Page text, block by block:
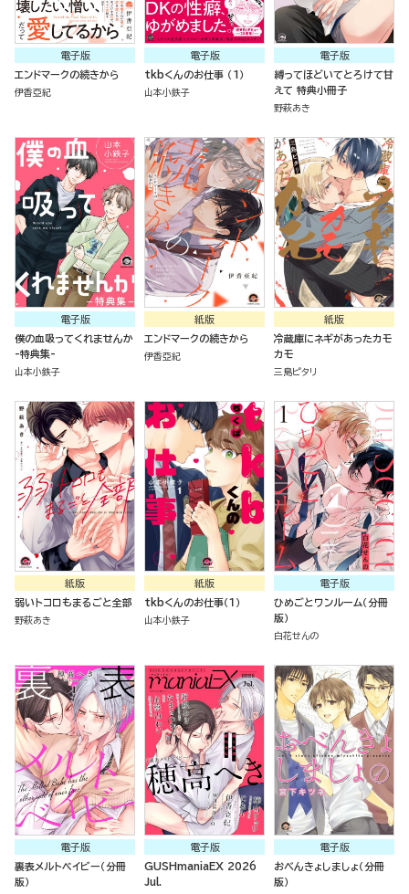
電子版
エンドマークの続きから
伊香亞紀
電子版
tkbくんのお仕事 （1）
山本小鉄子
電子版
縛ってほどいてとろけて甘
えて 特典小冊子
野萩あき
電子版
僕の血吸ってくれませんか
-特典集-
山本小鉄子
紙版
エンドマークの続きから
伊香亞紀
紙版
冷蔵庫にネギがあったカモ
カモ
三島ピタリ
紙版
弱いトコロもまるごと全部
野萩あき
紙版
tkbくんのお仕事（１）
山本小鉄子
電子版
ひめごとワンルーム（分冊
版）
白花せんの
電子版
裏表メルトベイビー（分冊
版）
電子版
GUSHmaniaEX 2026
Jul.
電子版
おべんきょしましょ（分冊
版）